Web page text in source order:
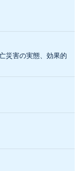
災害の実態、効果的